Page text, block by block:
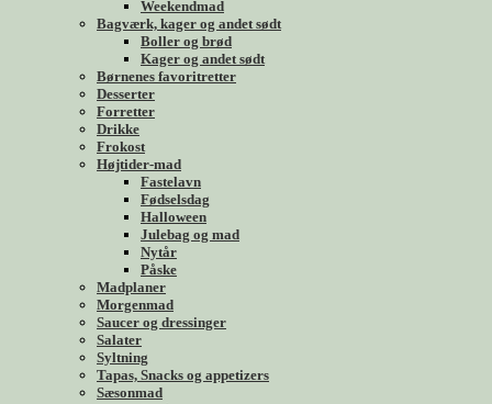
Weekendmad
Bagværk, kager og andet sødt
Boller og brød
Kager og andet sødt
Børnenes favoritretter
Desserter
Forretter
Drikke
Frokost
Højtider-mad
Fastelavn
Fødselsdag
Halloween
Julebag og mad
Nytår
Påske
Madplaner
Morgenmad
Saucer og dressinger
Salater
Syltning
Tapas, Snacks og appetizers
Sæsonmad